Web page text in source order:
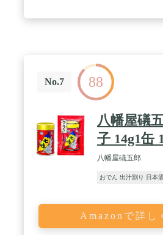
No.7 88
八幡屋礒
子 14g1缶
八幡屋礒五郎
おでん 出汁割り 日本
Amazonで詳し